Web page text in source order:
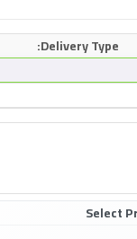
Delivery Type: